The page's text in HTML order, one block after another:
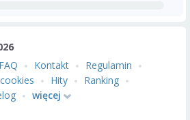
FAQ Kontakt
Regulamin
Hity
Ranking
więcej